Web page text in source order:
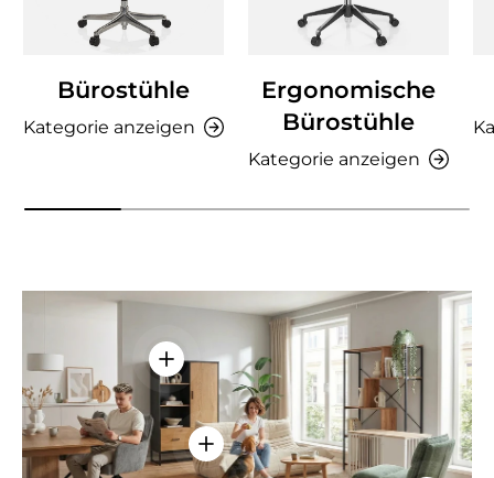
Bürostühle
Kategorie anzeigen
Ergonomische
Bürostühle
Kategorie anzeigen
Einzelheiten anzeigen - AMIO H -
Einzelheiten anzeigen - Sitzolo 2